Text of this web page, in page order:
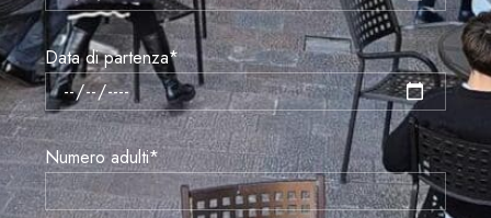
Data di partenza*
Numero adulti*